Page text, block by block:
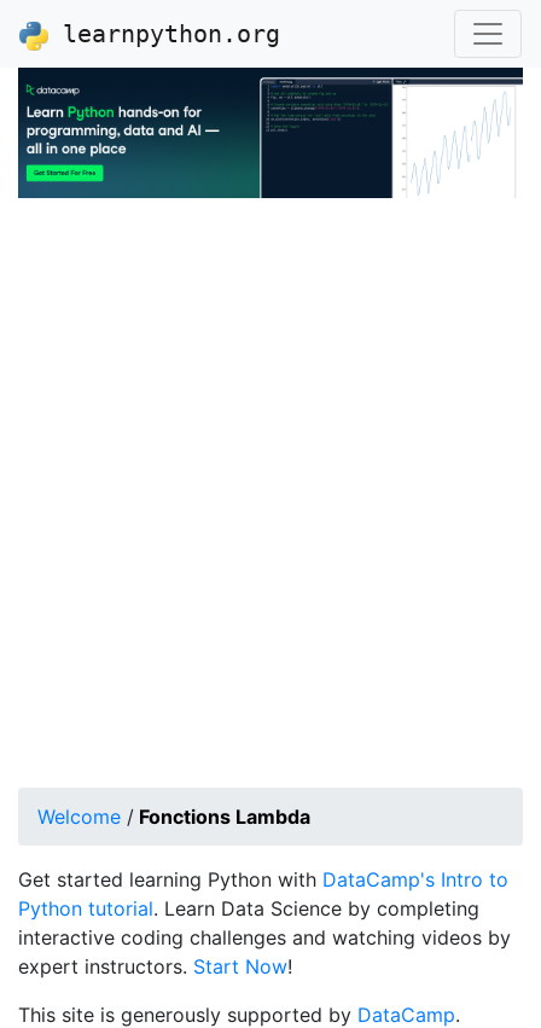
learnpython.org
Welcome / Fonctions Lambda
Get started learning Python with DataCamp's Intro to
Python tutorial. Learn Data Science by completing
interactive coding challenges and watching videos by
expert instructors. Start Now!
This site is generously supported by DataCamp.